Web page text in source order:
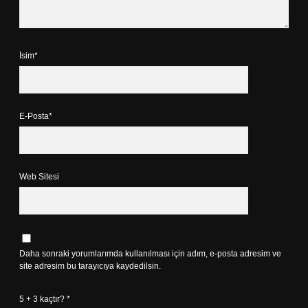
İsim*
E-Posta*
Web Sitesi
Daha sonraki yorumlarımda kullanılması için adım, e-posta adresim ve
site adresim bu tarayıcıya kaydedilsin.
5 + 3 kaçtır? *